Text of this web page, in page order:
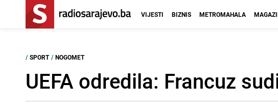
VIJESTI BIZNIS METROMAHALA
/ SPORT / NOGOMET
UEFA odredila: Francuz